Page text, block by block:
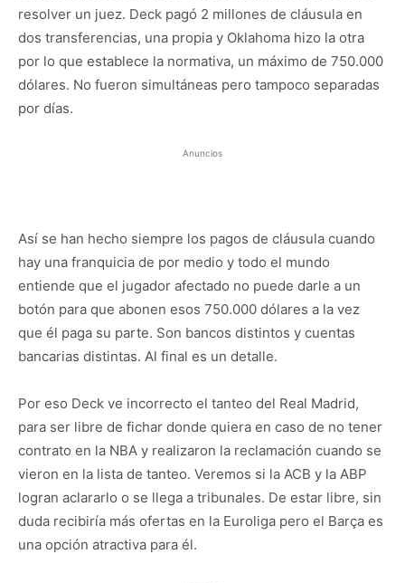
resolver un juez. Deck pagó 2 millones de cláusula en
dos transferencias, una propia y Oklahoma hizo la otra
por lo que establece la normativa, un máximo de 750.000
dólares. No fueron simultáneas pero tampoco separadas
por días.
Anuncios
Así se han hecho siempre los pagos de cláusula cuando
hay una franquicia de por medio y todo el mundo
entiende que el jugador afectado no puede darle a un
botón para que abonen esos 750.000 dólares a la vez
que él paga su parte. Son bancos distintos y cuentas
bancarias distintas. Al final es un detalle.
Por eso Deck ve incorrecto el tanteo del Real Madrid,
para ser libre de fichar donde quiera en caso de no tener
contrato en la NBA y realizaron la reclamación cuando se
vieron en la lista de tanteo. Veremos si la ACB y la ABP
logran aclararlo o se llega a tribunales. De estar libre, sin
duda recibiría más ofertas en la Euroliga pero el Barça es
una opción atractiva para él.